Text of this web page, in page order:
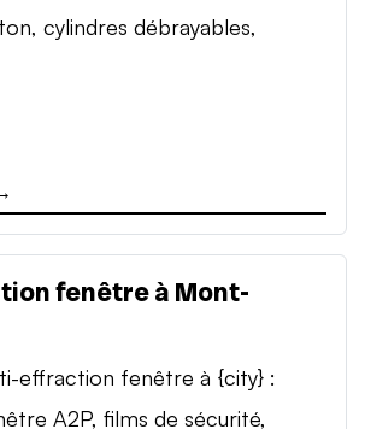
cylindres débrayables,
fenêtre à Mont-
effraction fenêtre à {city} :
A2P, films de sécurité,